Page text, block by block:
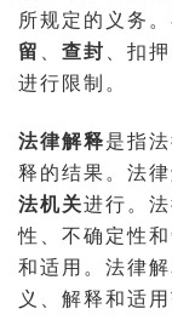
所规定的义务
留
、查封
、扣
进行限制。
法律解释是指
释的结果。法
法机关进行。
性、不确定性
和适用。法律
义、解释和适